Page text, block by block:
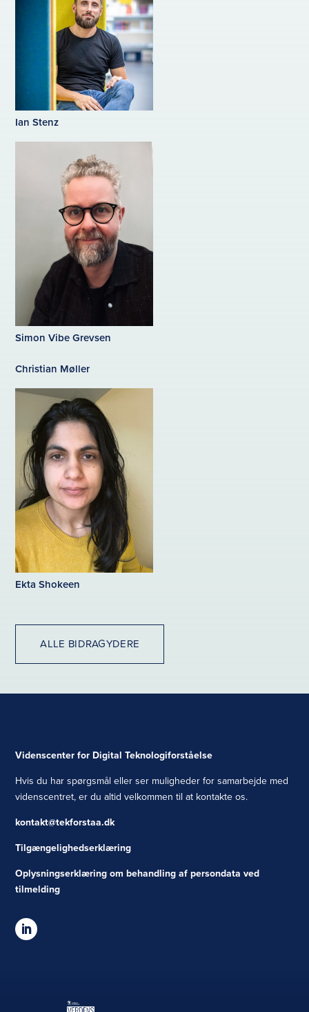
Ian Stenz
Simon Vibe Grevsen
Christian Møller
Ekta Shokeen
ALLE BIDRAGYDERE
Videnscenter for Digital Teknologiforståelse
Hvis du har spørgsmål eller ser muligheder for samarbejde med
videnscentret, er du altid velkommen til at kontakte os.
kontakt@tekforstaa.dk
Tilgængelighedserklæring
Oplysningserklæring om behandling af persondata ved
tilmelding